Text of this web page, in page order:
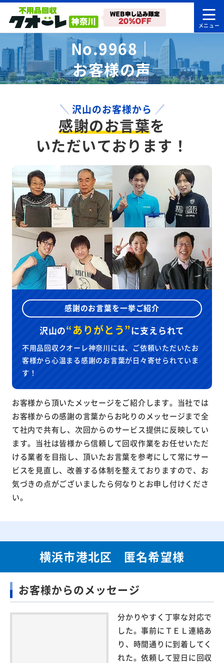
No.9968｜
お客様の声
沢山のお客様から
感謝のお言葉を
いただいております！
感謝のお言葉を一挙ご紹介
沢山の“ありがとう”に支えられて
不用品回収クオーレ神奈川には、ご依頼いただいたお
客様から心温まる感謝のお言葉が日々寄せられていま
す！
お客様から頂いたメッセージをご紹介します。当社では
お客様からの感謝の言葉からお叱りのメッセージまで全
て社内で共有し、次回からのサービス提供に反映してい
ます。当社は皆様から信頼して回収作業をお任せいただ
ける業者を目指し、頂いたお言葉を参考にして常にサー
ビスを見直し、改善する体制を整えておりますので、お
気づきの点がございましたら何なりとお申し付けくださ
い。
横浜市港北区 匿名希望様
お客様からのメッセージ
分かりやすく丁寧な対応で
した。事前にＴＥＬ連絡あ
り、時間通りに到着してく
れた。依頼して翌日に回収